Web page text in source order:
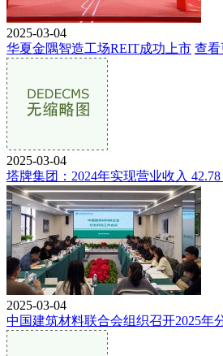
2025-03-04
华夏金隅智造工场REIT成功上市 查看
2025-03-04
塔牌集团：2024年实现营业收入
2025-03-04
中国建筑材料联合会组织召开2025年